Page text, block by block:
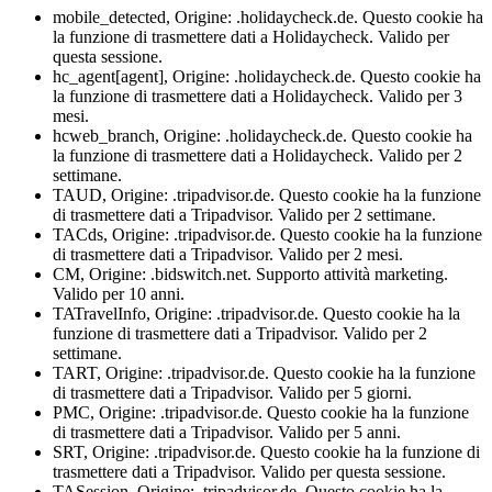
mobile_detected, Origine: .holidaycheck.de. Questo cookie ha
la funzione di trasmettere dati a Holidaycheck. Valido per
questa sessione.
hc_agent[agent], Origine: .holidaycheck.de. Questo cookie ha
la funzione di trasmettere dati a Holidaycheck. Valido per 3
mesi.
hcweb_branch, Origine: .holidaycheck.de. Questo cookie ha
la funzione di trasmettere dati a Holidaycheck. Valido per 2
settimane.
TAUD, Origine: .tripadvisor.de. Questo cookie ha la funzione
di trasmettere dati a Tripadvisor. Valido per 2 settimane.
TACds, Origine: .tripadvisor.de. Questo cookie ha la funzione
di trasmettere dati a Tripadvisor. Valido per 2 mesi.
CM, Origine: .bidswitch.net. Supporto attività marketing.
Valido per 10 anni.
TATravelInfo, Origine: .tripadvisor.de. Questo cookie ha la
funzione di trasmettere dati a Tripadvisor. Valido per 2
settimane.
TART, Origine: .tripadvisor.de. Questo cookie ha la funzione
di trasmettere dati a Tripadvisor. Valido per 5 giorni.
PMC, Origine: .tripadvisor.de. Questo cookie ha la funzione
di trasmettere dati a Tripadvisor. Valido per 5 anni.
SRT, Origine: .tripadvisor.de. Questo cookie ha la funzione di
trasmettere dati a Tripadvisor. Valido per questa sessione.